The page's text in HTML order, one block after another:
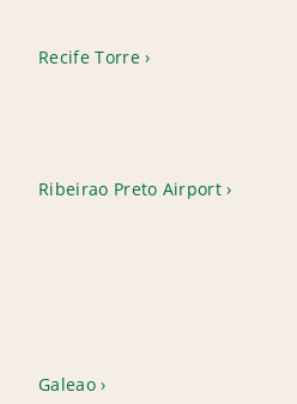
Recife Torre
Ribeirao Preto Airport
Galeao